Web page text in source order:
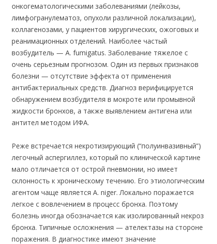
онкогематологическими заболеваниями (лейкозы,
лимфогранулематоз, опухоли различной локализации),
коллагенозами, у пациентов хирургических, ожоговых и
реанимационных отделений. Наиболее частый
возбудитель — A. fumigatus. Заболевание тяжелое с
очень серьезным прогнозом. Один из первых признаков
болезни — отсутствие эффекта от применения
антибактериальных средств. Диагноз верифицируется
обнаружением возбудителя в мокроте или промывной
жидкости бронхов, а также выявлением антигена или
антител методом ИФА.
Реже встречается некротизирующий (“полуинвазивный”)
легочный аспергиллез, который по клинической картине
мало отличается от острой пневмонии, но имеет
склонность к хроническому течению. Его этиологическим
агентом чаще является A. niger. Локально поражается
легкое с вовлечением в процесс бронха. Поэтому
болезнь иногда обозначается как изолированный некроз
бронха. Типичные осложнения — ателектазы на стороне
поражения. В диагностике имеют значение